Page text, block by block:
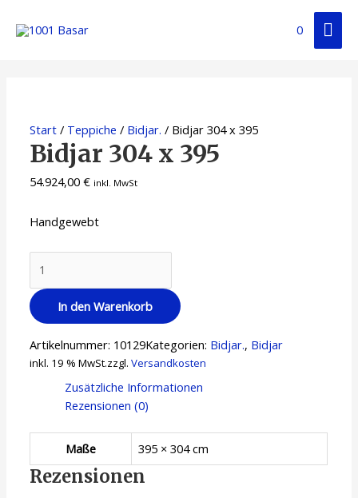
0
Start / Teppiche / Bidjar. / Bidjar 304 x 395
Bidjar 304 x 395
54.924,00€ inkl. MwSt
Handgewebt
In den Warenkorb
Artikelnummer: 10129Kategorien: Bidjar., Bidjar
inkl. 19 % MwSt.zzgl.Versandkosten
Zusätzliche Informationen
Rezensionen (0)
Maße 395 × 304 cm
Rezensionen